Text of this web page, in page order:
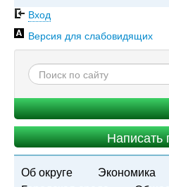
Вход
Версия для слабовидящих
Написать
Об округе Экономика